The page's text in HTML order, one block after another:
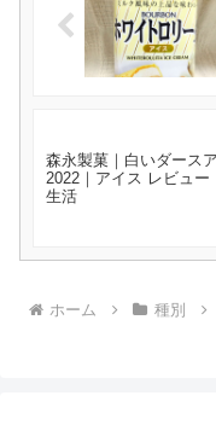
森永製菓｜白いダース
2022｜アイス レビュー
生活
ホーム 種別